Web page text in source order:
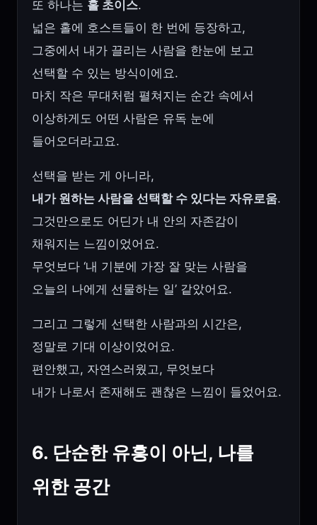
또 하나는 홀 초이스.
넓은 홀에 호스트들이 한 번에 등장하고,
그중에서 내가 끌리는 사람을 한눈에 보고
선택할 수 있는 방식이에요.
마치 작은 무대처럼 펼쳐지는 순간 속에서
이상하게도 어떤 사람은 유독 눈에
들어오더라고요.
선택을 받는 게 아니라,
내가 원하는 사람을 선택할 수 있다는 자유로움.
그것만으로도 어딘가 내 안의 자존감이
채워지는 느낌이었어요.
무엇보다 ‘내 기분에 가장 잘 맞는 사람을
오늘의 나에게 선물하는 일’ 같았어요.
그리고 그렇게 선택한 사람과의 시간은,
정말로 기대 이상이었어요.
편안했고, 자연스러웠고, 무엇보다
내가 나로서 존재해도 괜찮은 느낌이 들었어요.
6. 단순한 유흥이 아닌, 나를
위한 공간